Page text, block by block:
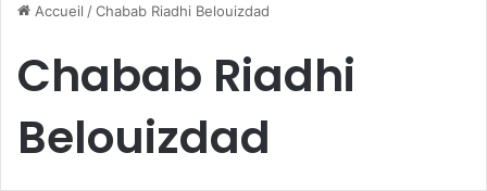
Accueil /Chabab Riadhi Belouizdad
Chabab Riadhi
Belouizdad